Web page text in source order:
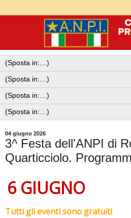
04 giugno 2026
3^ Festa dell'ANPI di
Quarticciolo.
6 GIUGNO
Tutti gli eventi sono gratuiti